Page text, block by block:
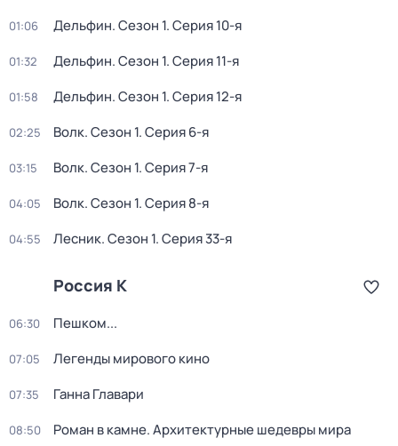
01:06 Дельфин. Сезон 1. Серия 10-я
01:32 Дельфин. Сезон 1. Серия 11-я
01:58 Дельфин. Сезон 1. Серия 12-я
02:25 Волк. Сезон 1. Серия 6-я
03:15 Волк. Сезон 1. Серия 7-я
04:05 Волк. Сезон 1. Серия 8-я
04:55 Лесник. Сезон 1. Серия 33-я
Россия К
06:30 Пешком...
07:05 Легенды мирового кино
07:35 Ганна Главари
08:50 Роман в камне. Архитектурные шедевры мира